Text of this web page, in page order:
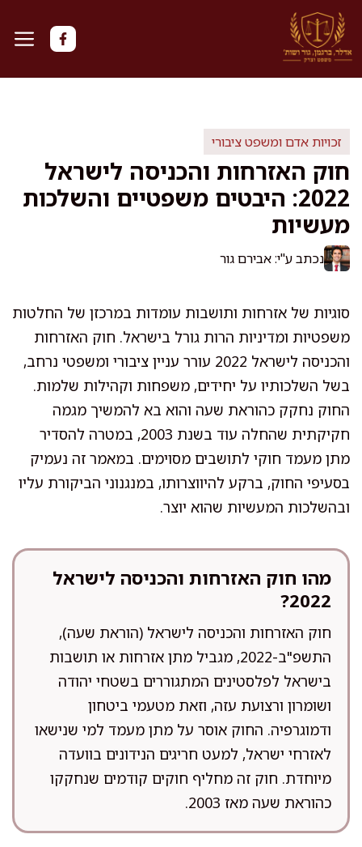
לדלג
לתוכן
זכויות אדם ומשפט ציבורי
חוק האזרחות והכניסה לישראל
2022: היבטים משפטיים והשלכות
מעשיות
נכתב ע"י: אבירם גור
סוגיות של אזרחות ותושבות עומדות במרכזן של החלטות
משפטיות ומדיניות הרות גורל בישראל. חוק האזרחות
והכניסה לישראל 2022 עורר עניין ציבורי ומשפטי נרחב,
בשל השלכותיו על יחידים, משפחות וקהילות שלמות.
החוק נחקק כהוראת שעה והוא בא להמשיך מגמה
חקיקתית שהחלה עוד בשנת 2003, במטרה להסדיר
מתן מעמד חוקי לתושבים מסוימים. במאמר זה נעמיק
בסעיפי החוק, ברקע להיווצרותו, במנגנוני הביקורת עליו
ובהשלכות המעשיות שהוא יוצר.
מהו חוק האזרחות והכניסה לישראל
2022?
חוק האזרחות והכניסה לישראל (הוראת שעה),
התשפ"ב-2022, מגביל מתן אזרחות או תושבות
בישראל לפלסטינים המתגוררים בשטחי יהודה
ושומרון ורצועת עזה, וזאת מטעמי ביטחון
ודמוגרפיה. החוק אוסר על מתן מעמד למי שנישאו
לאזרחי ישראל, למעט חריגים הנידונים בוועדה
מיוחדת. חוק זה מחליף חוקים קודמים שנחקקו
כהוראת שעה מאז 2003.